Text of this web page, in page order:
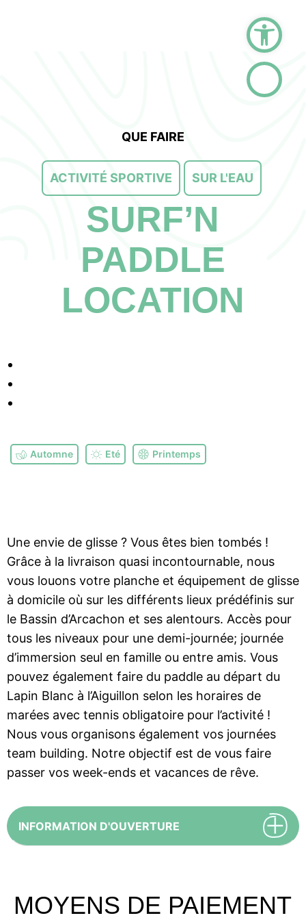
QUE FAIRE
ACTIVITÉ SPORTIVE SUR L'EAU
SURF’N
PADDLE
LOCATION
Automne Eté Printemps
Une envie de glisse ? Vous êtes bien tombés !
Grâce à la livraison quasi incontournable, nous
vous louons votre planche et équipement de glisse
à domicile où sur les différents lieux prédéfinis sur
le Bassin d’Arcachon et ses alentours. Accès pour
tous les niveaux pour une demi-journée; journée
d’immersion seul en famille ou entre amis. Vous
pouvez également faire du paddle au départ du
Lapin Blanc à l’Aiguillon selon les horaires de
marées avec tennis obligatoire pour l’activité !
Nous vous organisons également vos journées
team building. Notre objectif est de vous faire
passer vos week-ends et vacances de rêve.
INFORMATION D'OUVERTURE
MOYENS DE PAIEMENT
Ouvrir la barre